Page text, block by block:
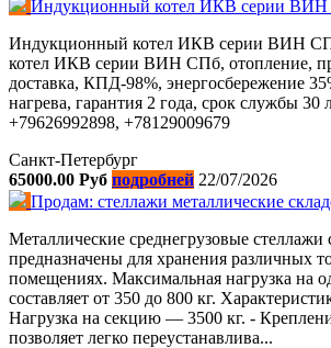
Индукционный котел ИКВ серии
Индукционный котел ИКВ серии ВИН
котел ИКВ серии ВИН СПб, отопление,
доставка, КПД-98%, энергосбережение
нагрева, гарантия 2 года, срок службы 30
+79626992898, +78129009679
Санкт-Петербург
65000.00 Руб подробней 22/07/2026
Продам: стеллажи металлические
Металлические среднегрузовые стеллажи
предназначены для хранения различных
помещениях. Максимальная нагрузка на
составляет от 350 до 800 кг.
Нагрузка на секцию — 3500 кг. -
позволяет легко переустанавлива...